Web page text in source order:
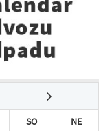
SO
NE